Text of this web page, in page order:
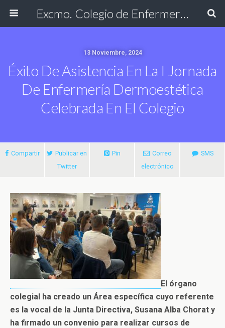
Excmo. Colegio de Enfermería de Cádiz
13 Noviembre, 2024
Éxito De Asistencia En La I Jornada
De Enfermería Dermoestética
Celebrada En El Colegio
Compartir
Publicar en
Twitter
Pin
Correo
electrónico
SMS
El órgano
colegial ha creado un Área específica cuyo referente
es la vocal de la Junta Directiva, Susana Alba Chorat y
ha firmado un convenio para realizar cursos de